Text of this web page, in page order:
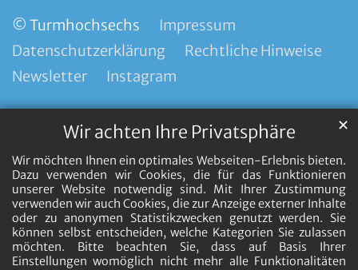
Wir achten Ihre Privatsphäre
Wir möchten Ihnen ein optimales Webseiten-Erlebnis bieten.
Dazu verwenden wir Cookies, die für das Funktionieren
unserer Website notwendig sind. Mit Ihrer Zustimmung
verwenden wir auch Cookies, die zur Anzeige externer Inhalte
oder zu anonymen Statistikzwecken genutzt werden. Sie
können selbst entscheiden, welche Kategorien Sie zulassen
möchten. Bitte beachten Sie, dass auf Basis Ihrer
Einstellungen womöglich nicht mehr alle Funktionalitäten
✕
© Turmhochsechs
Impressum
Datenschutzerklärung
Rechtliche Hinweise
Newsletter
Instagram